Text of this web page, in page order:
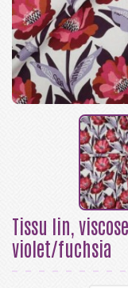
Tissu lin,
violet/fuchsia